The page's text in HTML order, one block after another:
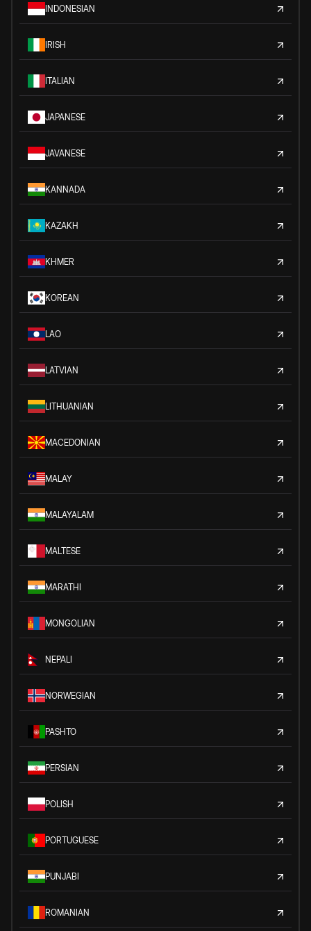
INDONESIAN
IRISH
ITALIAN
JAPANESE
JAVANESE
KANNADA
KAZAKH
KHMER
KOREAN
LAO
LATVIAN
LITHUANIAN
MACEDONIAN
MALAY
MALAYALAM
MALTESE
MARATHI
MONGOLIAN
NEPALI
NORWEGIAN
PASHTO
PERSIAN
POLISH
PORTUGUESE
PUNJABI
ROMANIAN